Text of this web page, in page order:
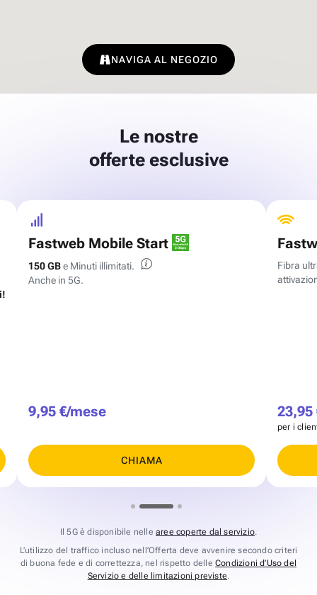
NAVIGA AL NEGOZIO
Le nostre
offerte esclusive
Fastweb Mobile Start
150 GBe Minuti illimitati.
Anche in 5G.
9,95 €/mese
CHIAMA
Fibra
23,95
per i
Il 5G è disponibile nelle aree coperte dal servizio.
L’utilizzo del traffico incluso nell’Offerta deve avvenire secondo criteri
di buona fede e di correttezza, nel rispetto delleCondizioni d’Uso del
Servizio e delle limitazioni previste.